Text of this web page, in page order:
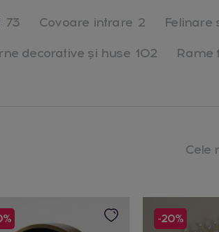
73 Covoare intrare 2 Felinare
decorative și huse 102 Rame
Cele
-20%